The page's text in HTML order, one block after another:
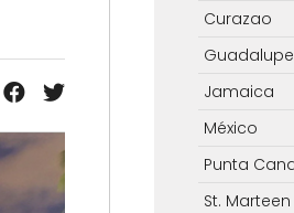
Curazao
Guadalupe
Jamaica
México
Punta
St. Marteen